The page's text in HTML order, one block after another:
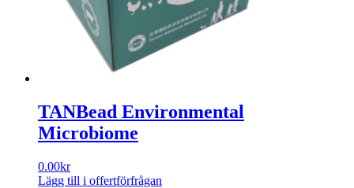
produktsidan
TANBead Environmental
Microbiome
0.00kr
Lägg till i offertförfrågan